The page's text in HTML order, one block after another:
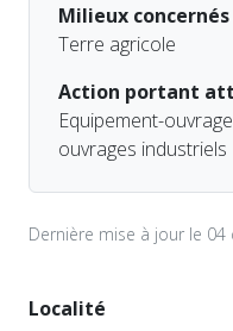
Milieux concernés
Terre agricole
Action portant
Equipement-ouvrage
ouvrages industriels
Dernière mise à jour le
Localité